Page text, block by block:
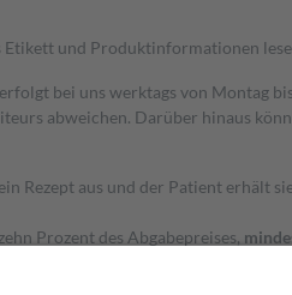
und Produktinformationen
bei uns werktags von Montag
abweichen. Darüber hinaus
Rezept aus und der Patient erhält
Prozent des Abgabepreises,